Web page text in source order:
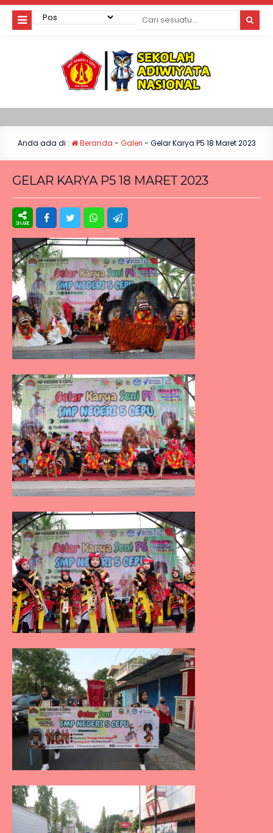
Anda ada di : Beranda - Galeri - Gelar Karya P5 18 Maret 2023
GELAR KARYA P5 18 MARET 2023